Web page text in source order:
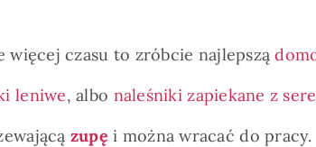
więcej czasu to zróbcie najlepszą
leniwe, albo naleśniki zapiekane z
zupę i można wracać do pracy.